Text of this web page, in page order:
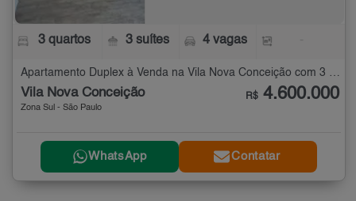
3 quartos 3 suítes 4 vagas
Vila Nova Conceição
Zona Sul - São Paulo
R$ 4.600.000
WhatsApp Contatar